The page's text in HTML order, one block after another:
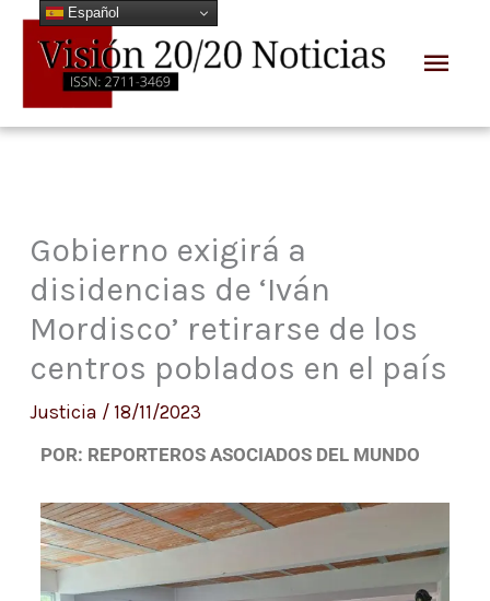
contenido
Gobierno exigirá a
disidencias de ‘Iván
Mordisco’ retirarse de los
centros poblados en el país
Justicia / 18/11/2023
POR: REPORTEROS ASOCIADOS DEL MUNDO
Español